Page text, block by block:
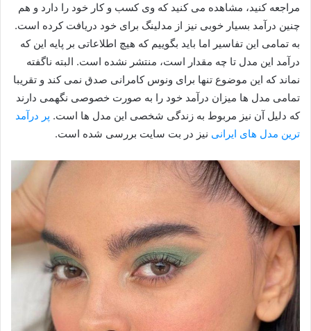
مراجعه کنید، مشاهده می کنید که وی کسب و کار خود را دارد و هم
چنین درآمد بسیار خوبی نیز از مدلینگ برای خود دریافت کرده است.
به تمامی این تفاسیر اما باید بگوییم که هیچ اطلاعاتی بر پایه این که
درآمد این مدل تا چه مقدار است، منتشر نشده است. البته ناگفته
نماند که این موضوع تنها برای ونوس کامرانی صدق نمی کند و تقریبا
تمامی مدل ها میزان درآمد خود را به صورت خصوصی نگهمی دارند
که دلیل آن نیز مربوط به زندگی شخصی این مدل ها است. پر درآمد
ترین مدل های ایرانی نیز در بت سایت بررسی شده است.